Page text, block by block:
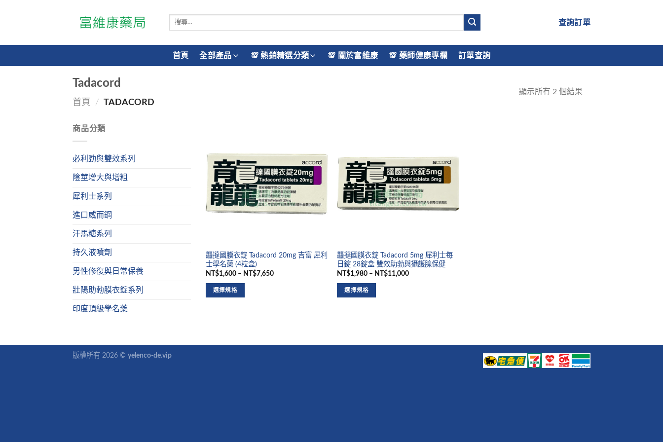
搜
鍵
字:
查詢訂單
首頁 全部產品 💯 熱銷精選分類 💯 關於富維康 💯 藥師健康專欄 訂單查詢
Tadacord
首頁 / TADACORD
顯示所有 2 個結果
商品分類
必利勁與雙效系列
陰莖增大與增粗
犀利士系列
進口威而鋼
汗馬糖系列
持久液噴劑
男性修復與日常保養
壯陽助勃膜衣錠系列
印度頂級學名藥
龘撻國膜衣錠 Tadacord 20mg 吉富 犀利
士學名藥 (4粒盒)
NT$1,600 – NT$7,650
選擇規格
龘撻國膜衣錠 Tadacord 5mg 犀利士每
日錠 28錠盒 雙效助勃與攝護腺保健
NT$1,980 – NT$11,000
選擇規格
版權所有 2026 © yelenco-de.vip